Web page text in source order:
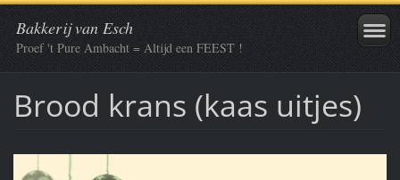
Bakkerij van Esch
Proef 't Pure Ambacht = Altijd een FEEST !
Brood krans (kaas uitjes)